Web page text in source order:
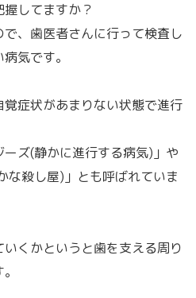
してますか？
、歯医者さんに行って検査し
気です。
症状があまりない状態で進行
ズ(静かに進行する病気)」や
な殺し屋)」とも呼ばれていま
くかというと歯を支える周り